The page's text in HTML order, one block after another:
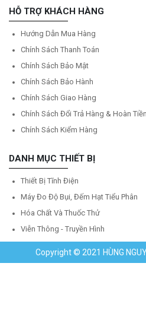
HỖ TRỢ KHÁCH HÀNG
Hướng Dẫn Mua Hàng
Chính Sách Thanh Toán
Chính Sách Bảo Mật
Chính Sách Bảo Hành
Chính Sách Giao Hàng
Chính Sách Đổi Trả Hàng & Hoàn Tiền
Chính Sách Kiểm Hàng
DANH MỤC THIẾT BỊ
Thiết Bị Tĩnh Điện
Máy Đo Độ Bụi, Đếm Hạt Tiểu Phân
Hóa Chất Và Thuốc Thử
Viễn Thông - Truyền Hình
Copyright © 2021 HÙNG